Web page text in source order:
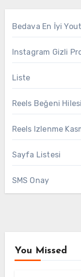
Bedava En İyi
Instagram Gizli
Liste
Reels Beğeni
Reels Izlenme
Sayfa Listesi
SMS Onay
You Missed